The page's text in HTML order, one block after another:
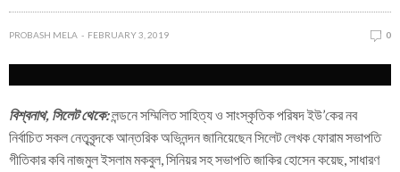
PROBASH MELA FEBRUARY 3, 2019 0
বিশ্বনাথ, সিলেট থেকে:লন্ডনে সম্মিলিত সাহিত্য ও সাংস্কৃতিক পরিষদ ইউ’কের নব
নির্বাচিত সকল নেতৃবৃন্দকে আন্তরিক অভিনন্দন জানিয়েছেন সিলেট লেখক ফোরাম সভাপতি
গীতিকার কবি নাজমুল ইসলাম মকবুল, সিনিয়র সহ সভাপতি জাকির হোসেন কয়েছ, সাধারণ